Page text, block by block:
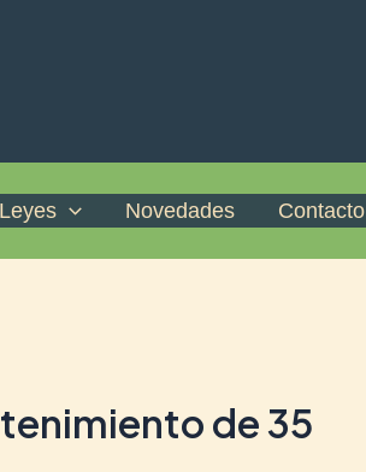
Leyes Novedades Contacto
de 35